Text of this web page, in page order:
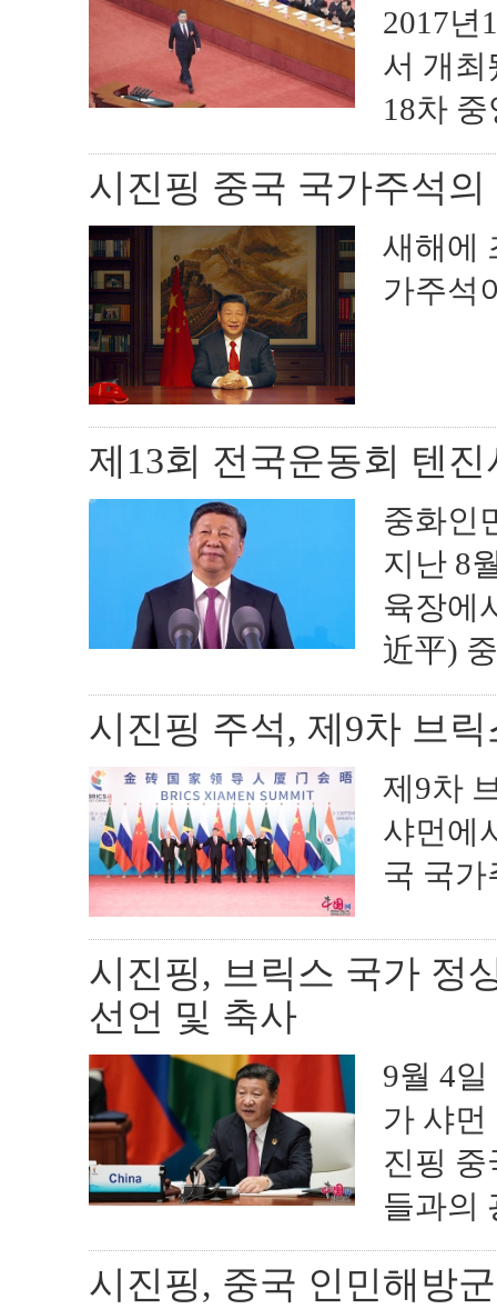
2017년
서 개최
18차
시진핑 중국 국가주석의
새해에
가주석
제13회 전국운동회 텐
중화인
지난 8
육장에
近平)
시진핑 주석, 제9차 브
제9차
샤먼에
국 국가
시진핑, 브릭스 국가 정
선언 및 축사
9월 4
가 샤
진핑
들과의
시진핑, 중국 인민해방